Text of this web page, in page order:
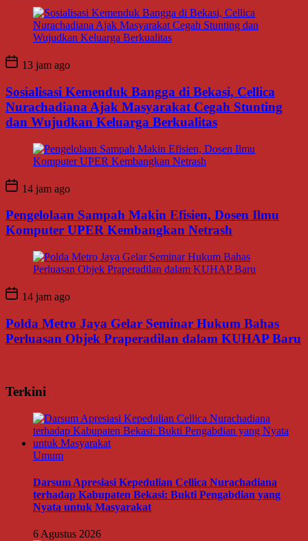
13 jam ago
Sosialisasi Kemenduk Bangga di Bekasi, Cellica
Nurachadiana Ajak Masyarakat Cegah Stunting
dan Wujudkan Keluarga Berkualitas
14 jam ago
Pengelolaan Sampah Makin Efisien, Dosen Ilmu
Komputer UPER Kembangkan Netrash
14 jam ago
Polda Metro Jaya Gelar Seminar Hukum Bahas
Perluasan Objek Praperadilan dalam KUHAP Baru
Terkini
Umum
Darsum Apresiasi Kepedulian Cellica Nurachadiana
terhadap Kabupaten Bekasi: Bukti Pengabdian yang
Nyata untuk Masyarakat
6 Agustus 2026